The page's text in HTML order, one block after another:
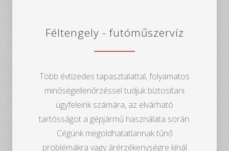
Féltengely - futóműszervíz
Több évtizedes tapasztalattal, folyamatos
minőségellenőrzéssel tudjuk bíztosítani
ügyfeleink számára, az elvárható
tartósságot a gépjármű használata során.
Cégünk megoldhatatlannak tűnő
problémákra vagy árérzékenységre kínál